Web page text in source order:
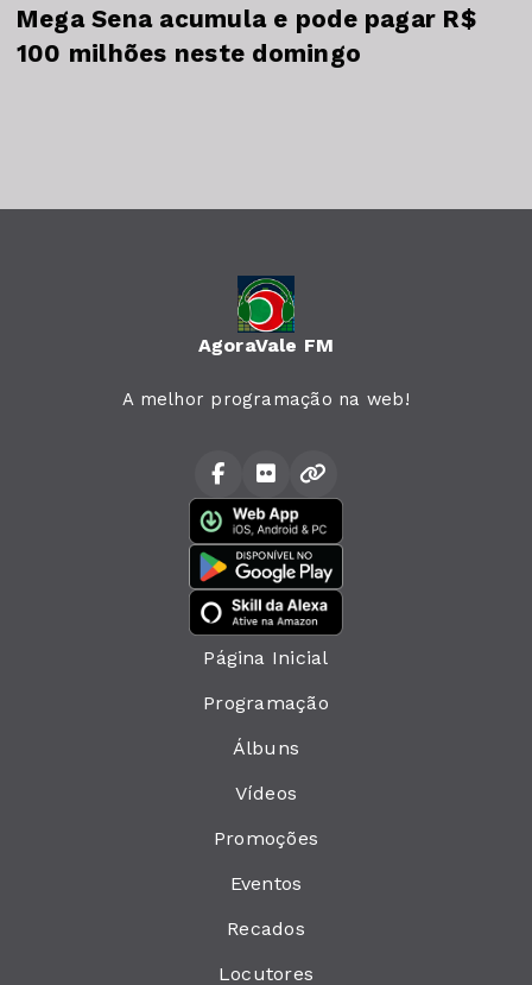
Mega Sena acumula e pode pagar R$
100 milhões neste domingo
AgoraVale FM
A melhor programação na web!
Página Inicial
Programação
Álbuns
Vídeos
Promoções
Eventos
Recados
Locutores